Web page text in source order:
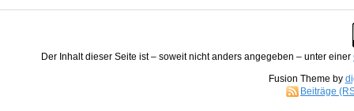
Der Inhaltdieser Seite ist – soweit nicht anders angegeben – unter einer
Fusion Theme by
Beiträge